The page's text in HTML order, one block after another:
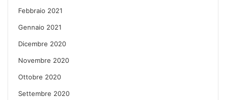
Febbraio 2021
Gennaio 2021
Dicembre 2020
Novembre 2020
Ottobre 2020
Settembre 2020